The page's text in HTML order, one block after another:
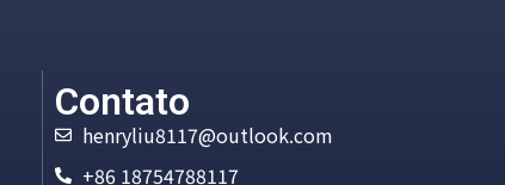
Contato
henryliu8117@outlook.com
+86 18754788117